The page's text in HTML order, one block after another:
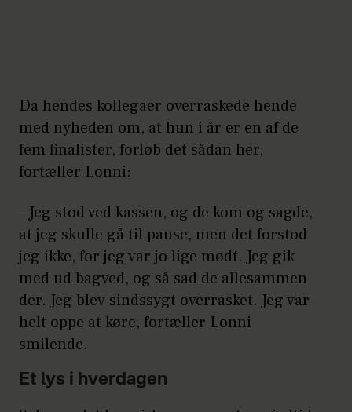
Da hendes kollegaer overraskede hende
med nyheden om, at hun i år er en af de
fem finalister, forløb det sådan her,
fortæller Lonni:
– Jeg stod ved kassen, og de kom og sagde,
at jeg skulle gå til pause, men det forstod
jeg ikke, for jeg var jo lige mødt. Jeg gik
med ud bagved, og så sad de allesammen
der. Jeg blev sindssygt overrasket. Jeg var
helt oppe at køre, fortæller Lonni
smilende.
Et lys i hverdagen